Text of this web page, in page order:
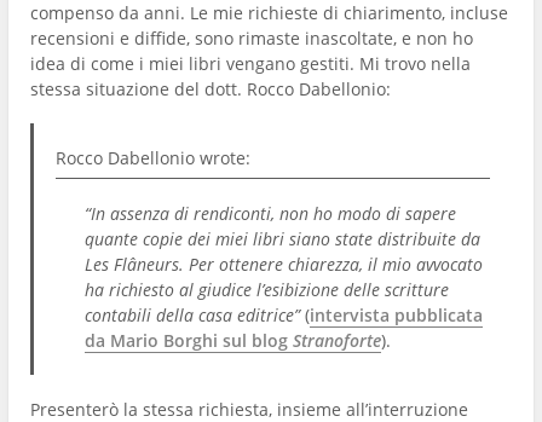
compenso da anni. Le mie richieste di chiarimento, incluse
recensioni e diffide, sono rimaste inascoltate, e non ho
idea di come i miei libri vengano gestiti. Mi trovo nella
stessa situazione del dott. Rocco Dabellonio:
Rocco Dabellonio wrote:
“In assenza di rendiconti, non ho modo di sapere
quante copie dei miei libri siano state distribuite da
Les Flâneurs. Per ottenere chiarezza, il mio avvocato
ha richiesto al giudice l’esibizione delle scritture
contabili della casa editrice”(intervista pubblicata
da Mario Borghi sul blog Stranoforte).
Presenterò la stessa richiesta, insieme all’interruzione